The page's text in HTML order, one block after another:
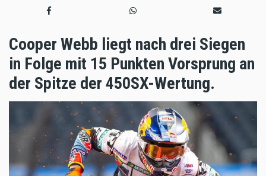
Cooper Webb liegt nach drei Siegen
in Folge mit 15 Punkten Vorsprung an
der Spitze der 450SX-Wertung.